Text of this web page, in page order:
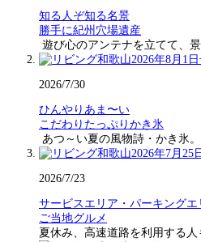
知る人ぞ知る名景
勝手に紀州穴場遺産
遊び心のアンテナを立てて、
2026/7/30
ひんやりあま〜い
こだわりたっぷりかき氷
あつ～い夏の風物詩・かき氷
2026/7/23
サービスエリア・パーキング
ご当地グルメ
夏休み、高速道路を利用する